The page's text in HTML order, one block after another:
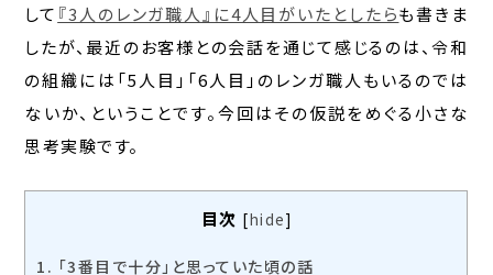
して 『3人のレンガ職人』に4人目がいたとしたらも書きま
したが、最近のお客様との会話を通じて感じるのは、令和
の組織には「5人目」「6人目」のレンガ職人もいるのでは
ないか、ということです。今回はその仮説をめぐる小さな
思考実験です。
目次 [hide]
1. 「3番目で十分」と思っていた頃の話